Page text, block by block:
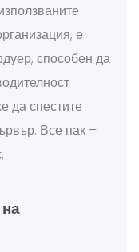
е
способен да
да спестите
Все пак –